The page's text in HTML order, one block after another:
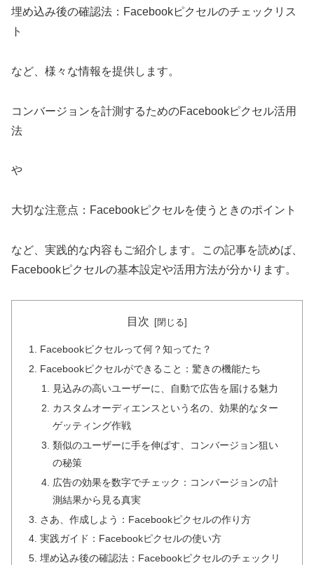
埋め込み後の確認法：Facebookピクセルのチェックリス
ト
など、様々な情報を提供します。
コンバージョンを計測するためのFacebookピクセル活用
法
や
大切な注意点：Facebookピクセルを使うときのポイント
など、実践的な内容もご紹介します。この記事を読めば、
Facebookピクセルの基本設定や活用方法が分かります。
目次
Facebookピクセルって何？知ってた？
Facebookピクセルができること：驚きの機能たち
見込みの高いユーザーに、自動で広告を届ける魅力
カスタムオーディエンスという名の、効果的なター
ゲッティング作戦
類似のユーザーに手を伸ばす、コンバージョン狙い
の秘策
広告の効果を数字でチェック：コンバージョンの計
測結果から見る真実
さあ、作成しよう：Facebookピクセルの作り方
実践ガイド：Facebookピクセルの使い方
埋め込み後の確認法：Facebookピクセルのチェックリ